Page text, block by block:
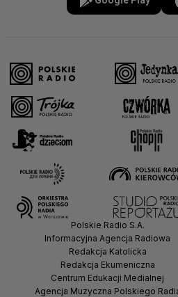
Polskie Radio S.A.
Informacyjna Agencja Radiowa
Redakcja Katolicka
Redakcja Ekumeniczna
Centrum Edukacji Medialnej
Agencja Muzyczna Polskiego